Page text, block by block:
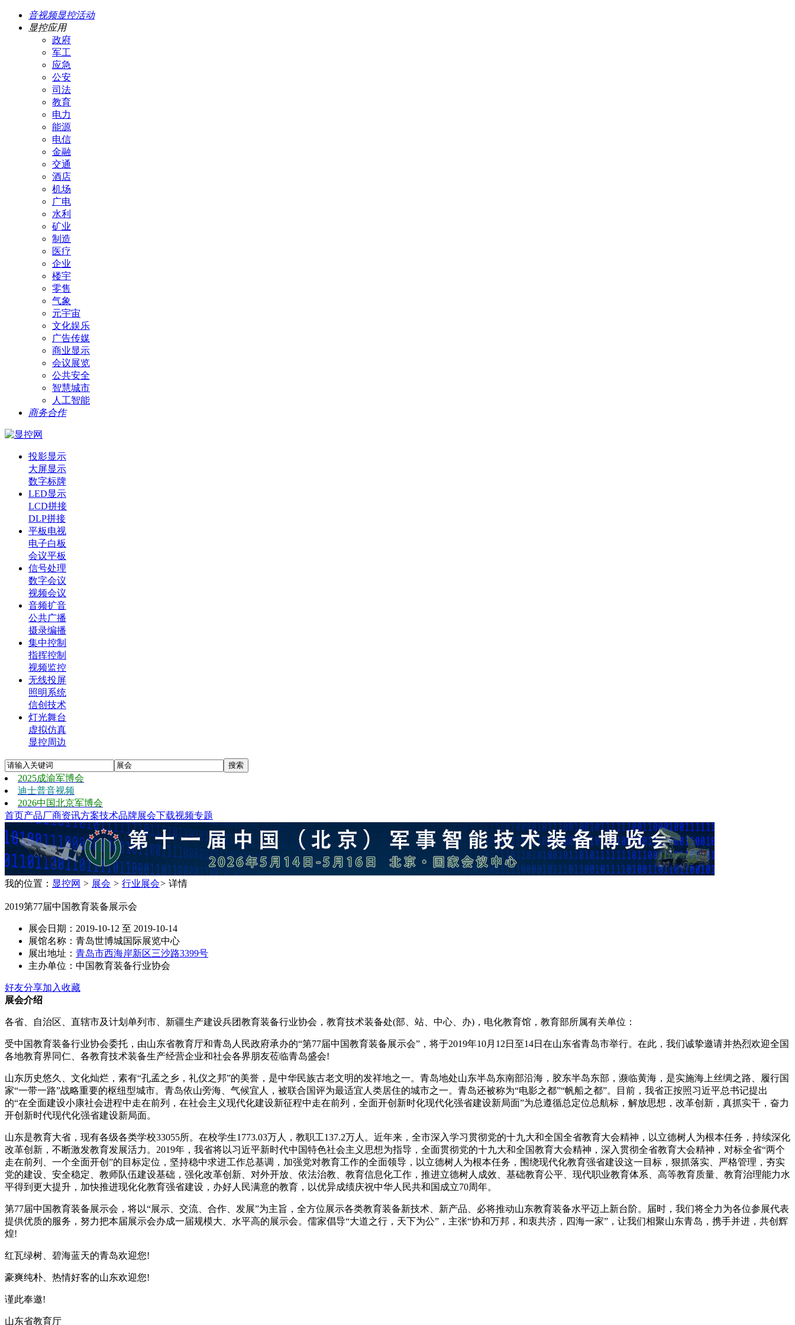
音视频显控活动
显控应用
政府
军工
应急
公安
司法
教育
电力
能源
电信
金融
交通
酒店
机场
广电
水利
矿业
制造
医疗
企业
楼宇
零售
气象
元宇宙
文化娱乐
广告传媒
商业显示
会议展览
公共安全
智慧城市
人工智能
商务合作
投影显示
大屏显示
数字标牌
LED显示
LCD拼接
DLP拼接
平板电视
电子白板
会议平板
信号处理
数字会议
视频会议
音频扩音
公共广播
摄录编播
集中控制
指挥控制
视频监控
无线投屏
照明系统
信创技术
灯光舞台
虚拟仿真
显控周边
2025成渝军博会
迪士普音视频
2026中国北京军博会
首页产品厂商资讯方案技术品牌展会下载视频专题
我的位置： 显控网 > 展会 > 行业展会> 详情
2019第77届中国教育装备展示会
展会日期：2019-10-12 至 2019-10-14
展馆名称：青岛世博城国际展览中心
展出地址： 青岛市西海岸新区三沙路3399号
主办单位：中国教育装备行业协会
好友分享加入收藏
展会介绍
各省、自治区、直辖市及计划单列市、新疆生产建设兵团教育装备行业协会，教育技术装备处(部、站、中心、办)，电化教育馆，教育部所属有关单位：
受中国教育装备行业协会委托，由山东省教育厅和青岛人民政府承办的“第77届中国教育装备展示会”，将于2019年10月12日至14日在山东省青岛市举行。在此，我们诚挚邀请并热烈欢迎全国
各地教育界同仁、各教育技术装备生产经营企业和社会各界朋友莅临青岛盛会!
山东历史悠久、文化灿烂，素有“孔孟之乡，礼仪之邦”的美誉，是中华民族古老文明的发祥地之一。青岛地处山东半岛东南部沿海，胶东半岛东部，濒临黄海，是实施海上丝绸之路、履行国
家“一带一路”战略重要的枢纽型城市。青岛依山旁海、气候宜人，被联合国评为最适宜人类居住的城市之一。青岛还被称为“电影之都”“帆船之都”。目前，我省正按照习近平总书记提出
的“在全面建设小康社会进程中走在前列，在社会主义现代化建设新征程中走在前列，全面开创新时化现代化强省建设新局面”为总遵循总定位总航标，解放思想，改革创新，真抓实干，奋力
开创新时代现代化强省建设新局面。
山东是教育大省，现有各级各类学校33055所。在校学生1773.03万人，教职工137.2万人。近年来，全市深入学习贯彻党的十九大和全国全省教育大会精神，以立德树人为根本任务，持续深化
改革创新，不断激发教育发展活力。2019年，我省将以习近平新时代中国特色社会主义思想为指导，全面贯彻党的十九大和全国教育大会精神，深入贯彻全省教育大会精神，对标全省“两个
走在前列、一个全面开创”的目标定位，坚持稳中求进工作总基调，加强党对教育工作的全面领导，以立德树人为根本任务，围绕现代化教育强省建设这一目标，狠抓落实、严格管理，夯实
党的建设、安全稳定、教师队伍建设基础，强化改革创新、对外开放、依法治教、教育信息化工作，推进立德树人成效、基础教育公平、现代职业教育体系、高等教育质量、教育治理能力水
平得到更大提升，加快推进现化化教育强省建设，办好人民满意的教育，以优异成绩庆祝中华人民共和国成立70周年。
第77届中国教育装备展示会，将以“展示、交流、合作、发展”为主旨，全方位展示各类教育装备新技术、新产品、必将推动山东教育装备水平迈上新台阶。届时，我们将全力为各位参展代表
提供优质的服务，努力把本届展示会办成一届规模大、水平高的展示会。儒家倡导“大道之行，天下为公”，主张“协和万邦，和衷共济，四海一家”，让我们相聚山东青岛，携手并进，共创辉
煌!
红瓦绿树、碧海蓝天的青岛欢迎您!
豪爽纯朴、热情好客的山东欢迎您!
谨此奉邀!
山东省教育厅